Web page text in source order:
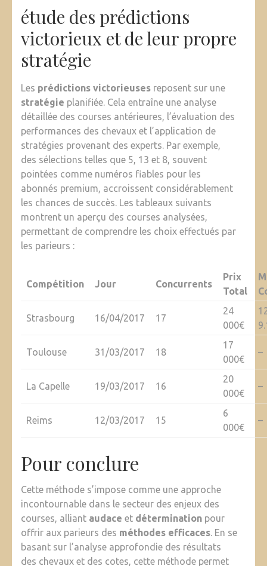
étude des prédictions
victorieux et de leur propre
stratégie
Les prédictions victorieuses reposent sur une
stratégie planifiée. Cela entraîne une analyse
détaillée des courses antérieures, l’évaluation des
performances des chevaux et l’application de
stratégies provenant des experts. Par exemple,
des sélections telles que 5, 13 et 8, souvent
pointées comme numéros fiables pour les
abonnés premium, accroissent considérablement
les chances de succès. Les tableaux suivants
montrent un aperçu des courses analysées,
permettant de comprendre les choix effectués par
les parieurs :
Compétition Jour Concurrents
Prix
Total
Strasbourg 16/04/2017 17
24
000€
Toulouse 31/03/2017 18
17
000€
–
La Capelle 19/03/2017 16
20
000€
–
Reims 12/03/2017 15
6
000€
–
Pour conclure
Cette méthode s’impose comme une approche
incontournable dans le secteur des enjeux des
courses, alliant audace et détermination pour
offrir aux parieurs des méthodes efficaces. En se
basant sur l’analyse approfondie des résultats
des chevaux et des cotes, cette méthode permet